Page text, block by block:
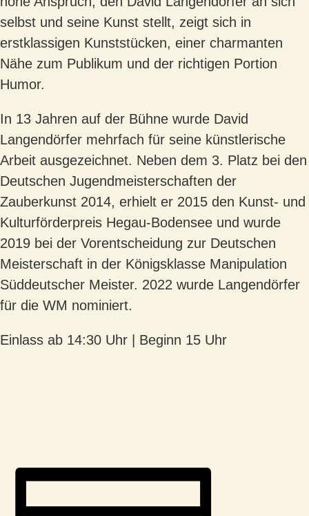
selbst und seine Kunst stellt, zeigt sich in
erstklassigen Kunststücken, einer charmanten
Nähe zum Publikum und der richtigen Portion
Humor.
In 13 Jahren auf der Bühne wurde David
Langendörfer mehrfach für seine künstlerische
Arbeit ausgezeichnet. Neben dem 3. Platz bei den
Deutschen Jugendmeisterschaften der
Zauberkunst 2014, erhielt er 2015 den Kunst- und
Kulturförderpreis Hegau-Bodensee und wurde
2019 bei der Vorentscheidung zur Deutschen
Meisterschaft in der Königsklasse Manipulation
Süddeutscher Meister. 2022 wurde Langendörfer
für die WM nominiert.
Einlass ab 14:30 Uhr | Beginn 15 Uhr